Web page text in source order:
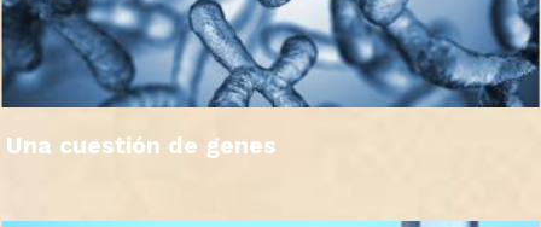
Una cuestión de genes